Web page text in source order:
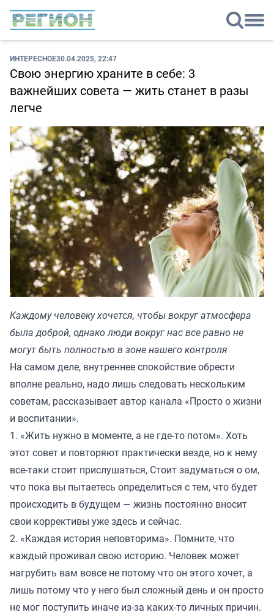
ИНТЕРЕСНОЕ30.04.2025, 22:47
Свою энергию храните в себе: 3
важнейших совета — жить станет в разы
легче
Каждому человеку хочется, чтобы вокруг атмосфера
была доброй, однако люди вокруг нас все равно не
могут быть полностью в зоне нашего контроля
На самом деле, внутреннее спокойствие обрести
вполне реально, надо лишь следовать нескольким
советам, рассказывает автор канала «Просто о жизни
и воспитании».
1. «Жить нужно в моменте, а не где-то потом». Хоть
этот совет и повторяют практически везде, но к нему
все-таки стоит прислушаться, Стоит задуматься о ом,
что пока вы пытаетесь определиться с тем, что будет
происходить в будущем — жизнь постоянно вносит
свои коррективы уже здесь и сейчас.
2. «Каждая история неповторима». Помните, что
каждый проживал свою историю. Человек может
нагрубить вам вовсе не потому что он этого хочет, а
лишь потому что у него был сложный день и он просто
не мог поступить иначе из-за каких-то личных причин.